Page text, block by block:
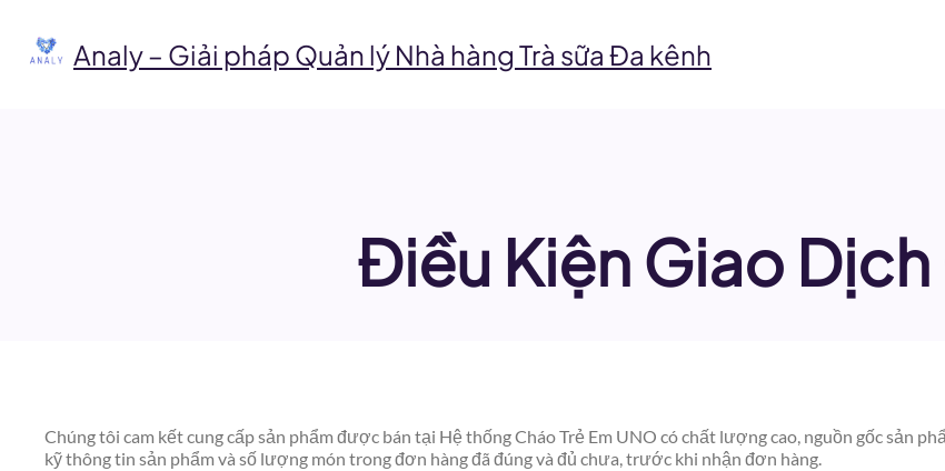
phần
Analy – Giải pháp Quản lý Nhà hàng Trà sữa Đa kênh
Điều Kiện Giao
Chúng tôi cam kết cung cấp sản phẩm được bán tại Hệ thống Cháo Trẻ Em UNO có chất lượng cao, nguồn gốc sản
kỹ thông tin sản phẩm và số lượng món trong đơn hàng đã đúng và đủ chưa, trước khi nhận đơn hàng.